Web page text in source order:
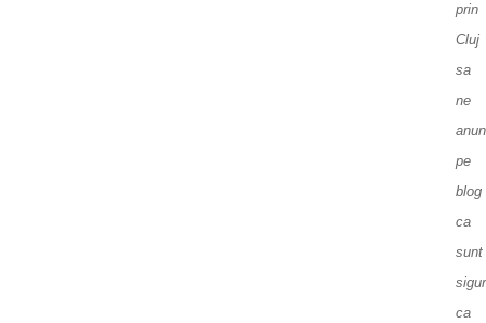
prin
Cluj
sa
ne
pe
blog
ca
sunt
ca